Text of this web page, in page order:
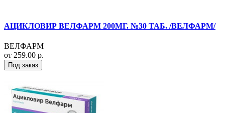
АЦИКЛОВИР ВЕЛФАРМ 200МГ. №30 ТАБ. /ВЕЛФАРМ/
ВЕЛФАРМ
от 259.00 р.
Под заказ